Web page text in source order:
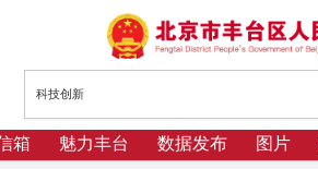
箱 魅力丰台 数据发布 图片